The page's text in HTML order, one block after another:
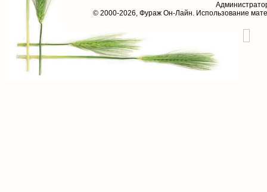
© 2000-2026, Фураж Он-Лайн. Использование